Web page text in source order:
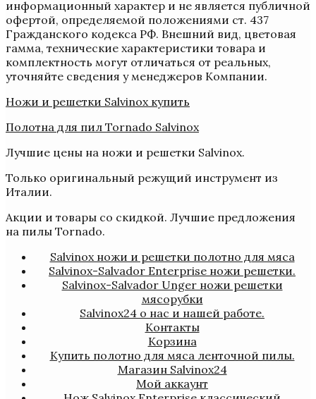
информационный характер и не является публичной
офертой, определяемой положениями ст. 437
Гражданского кодекса РФ. Внешний вид, цветовая
гамма, технические характеристики товара и
комплектность могут отличаться от реальных,
уточняйте сведения у менеджеров Компании.
Ножи и решетки Salvinox купить
Полотна для пил Tornado Salvinox
Лучшие цены на ножи и решетки Salvinox.
Только оригинальный режущий инструмент из
Италии.
Акции и товары со скидкой. Лучшие предложения
на пилы Tornado.
Salvinox ножи и решетки полотно для мяса
Salvinox-Salvador Enterprise ножи решетки.
Salvinox-Salvador Unger ножи решетки
мясорубки
Salvinox24 о нас и нашей работе.
Контакты
Корзина
Купить полотно для мяса ленточной пилы.
Магазин Salvinox24
Мой аккаунт